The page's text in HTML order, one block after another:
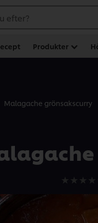
efter?
Produkter
Malagache grönsakscurry